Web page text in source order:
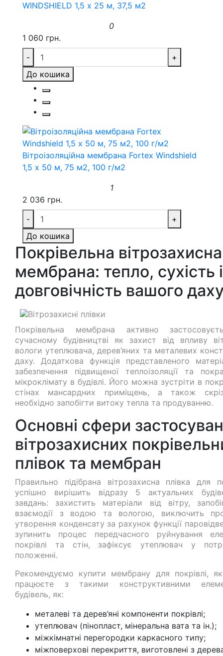
WINDSHIELD 1,5 х 25 м, 37,5 м2
0
1 060 грн.
-
+
До кошика
Вітроізоляційна мембрана Fortex Windshield
1,5 х 50 м, 75 м2, 100 г/м2
1
2 036 грн.
-
+
До кошика
Покрівельна вітрозахисна
мембрана: тепло, сухість і
довговічність вашого
Покрівельна мембрана активно
сучасному будівництві як захист від впливу
вологи утеплювача, дерев’яних та металевих
даху. Додаткова функція представленого
забезпечення підвищеної теплоізоляції та
мікроклімату в будівлі. Його можна зустріти в
стінах мансардних приміщень, а також
необхідно запобігти витоку тепла та продуванню.
Основні сфери
вітрозахисних
плівок та мембран
Правильно підібрана вітрозахисна плівка для
успішно вирішить відразу 5 актуальних
завдань: захистить матеріали від вітру,
взаємодії з водою та вологою, виключить
утворення конденсату за рахунок функції
зупинить процес передчасного руйнування
покрівлі та стін, зафіксує утеплювач у
положенні.
Рекомендуємо купити мембрану для покрівлі,
працюєте з такими конструктивними
будівель, як:
металеві та дерев’яні компоненти покрівлі;
утеплювач (пінопласт, мінеральна вата та ін.);
міжкімнатні перегородки каркасного типу;
міжповерхові перекриття, виготовлені з